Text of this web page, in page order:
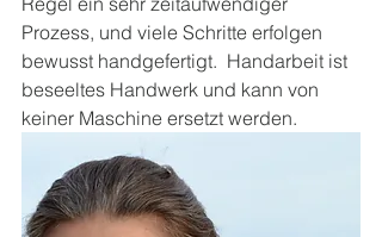
Prozess, und viele Schritte erfolgen
bewusst handgefertigt.  Handarbeit ist
beseeltes Handwerk und kann von
keiner Maschine ersetzt werden.